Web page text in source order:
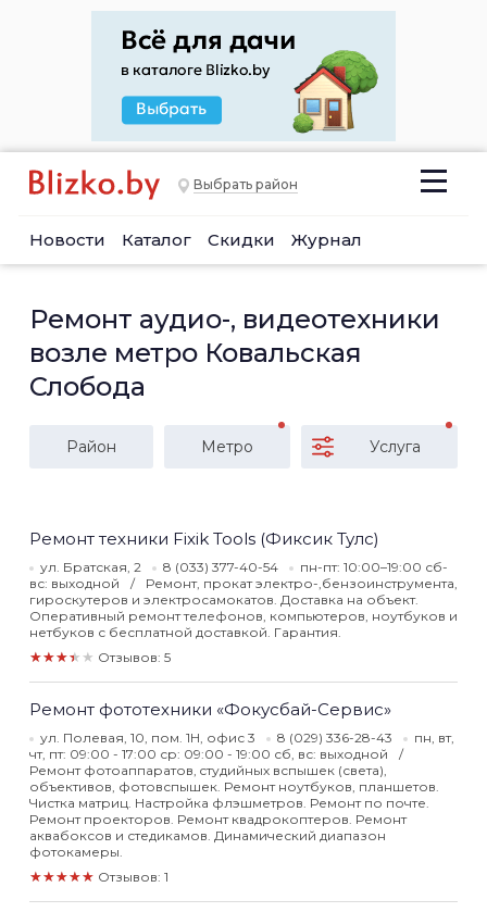
Выбрать район
Новости Каталог Скидки Журнал
Ремонт аудио-, видеотехники
возле метро Ковальская
Слобода
Район Метро Услуга
Ремонт техники Fixik Tools (Фиксик Тулс)
ул. Братская, 2 8 (033) 377-40-54
пн-пт: 10:00–19:00 сб-
вс: выходной
Ремонт, прокат электро-,бензоинструмента,
гироскутеров и электросамокатов. Доставка на объект.
Оперативный ремонт телефонов, компьютеров, ноутбуков и
нетбуков с бесплатной доставкой. Гарантия.
★★★★★ Отзывов: 5
Ремонт фототехники «Фокусбай-Сервис»
ул. Полевая, 10, пом. 1Н, офис 3 8 (029) 336-28-43
пн, вт,
чт, пт: 09:00 - 17:00 ср: 09:00 - 19:00 сб, вс: выходной
Ремонт фотоаппаратов, cтудийных вспышек (света),
объективов, фотовспышек. Ремонт ноутбуков, планшетов.
Чистка матриц. Настройка флэшметров. Ремонт по почте.
Ремонт проекторов. Ремонт квадрокоптеров. Ремонт
аквабоксов и стедикамов. Динамический диапазон
фотокамеры.
★★★★★ Отзывов: 1